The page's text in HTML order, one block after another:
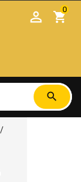
shopping_cart
0